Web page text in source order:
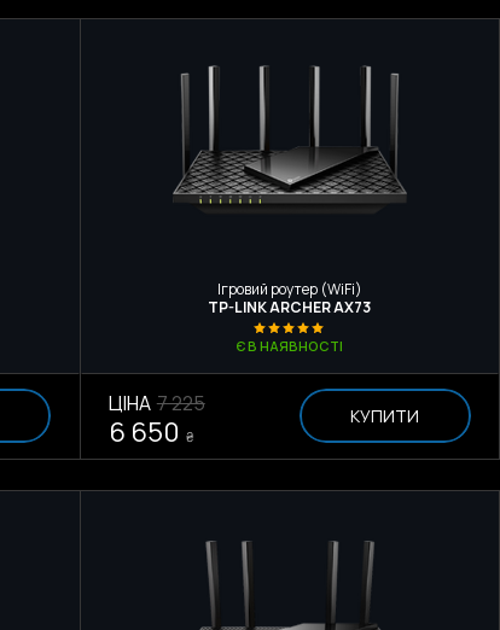
Ігровий роутер (WiFi)
TP-LINK ARCHER AX73
Є В НАЯВНОСТІ
ЦІНА 7 225
6 650 ₴
КУПИТИ